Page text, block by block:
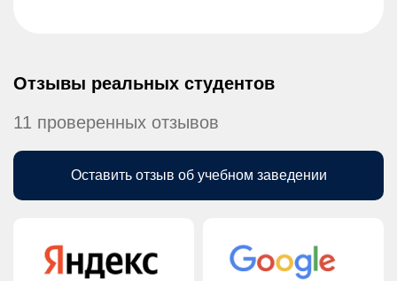
Отзывы реальных студентов
11 проверенных отзывов
Оставить отзыв об учебном заведении